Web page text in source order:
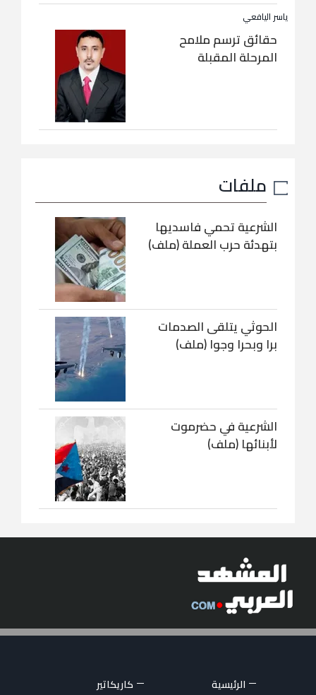
ياسر اليافعي
حقائق ترسم ملامح
المرحلة المقبلة
ملفات
الشرعية تحمي فاسديها
بتهدئة حرب العملة (ملف)
الحوثي يتلقى الصدمات
برا وبحرا وجوا (ملف)
الشرعية في حضرموت
لأبنائها (ملف)
الرئيسية كاريكاتير